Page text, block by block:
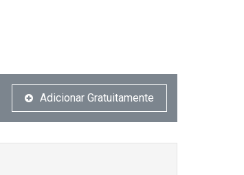
Adicionar Gratuitamente